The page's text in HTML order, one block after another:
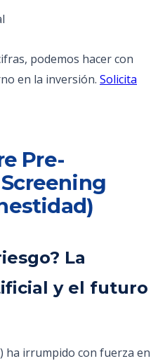
podemos hacer con
en la inversión. Solicita
Pre-
La
y el futuro
ha irrumpido con fuerza en